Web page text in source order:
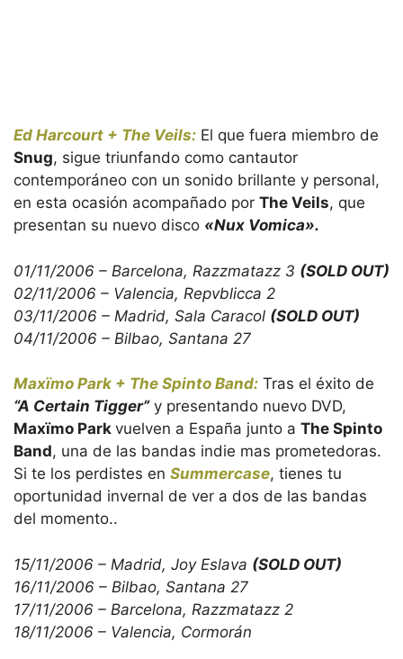
Ed Harcourt + The Veils: El que fuera miembro de
Snug, sigue triunfando como cantautor
contemporáneo con un sonido brillante y personal,
en esta ocasión acompañado por The Veils, que
presentan su nuevo disco «Nux Vomica».
01/11/2006 – Barcelona, Razzmatazz 3 (SOLD OUT)
02/11/2006 – Valencia, Repvblicca 2
03/11/2006 – Madrid, Sala Caracol (SOLD OUT)
04/11/2006 – Bilbao, Santana 27
Maxïmo Park + The Spinto Band: Tras el éxito de
“A Certain Tigger”y presentando nuevo DVD,
Maxïmo Park vuelven a España junto a The Spinto
Band, una de las bandas indie mas prometedoras.
Si te los perdistes en Summercase, tienes tu
oportunidad invernal de ver a dos de las bandas
del momento..
15/11/2006 – Madrid, Joy Eslava (SOLD OUT)
16/11/2006 – Bilbao, Santana 27
17/11/2006 – Barcelona, Razzmatazz 2
18/11/2006 – Valencia, Cormorán